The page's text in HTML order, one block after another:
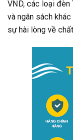
VND, các loại đèn
và ngân sách
sự hài lòng về